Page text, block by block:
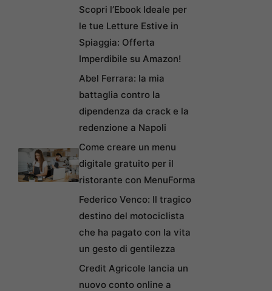
Scopri l’Ebook Ideale per
le tue Letture Estive in
Spiaggia: Offerta
Imperdibile su Amazon!
Abel Ferrara: la mia
battaglia contro la
dipendenza da crack e la
redenzione a Napoli
Come creare un menu
digitale gratuito per il
ristorante con MenuForma
Federico Venco: Il tragico
destino del motociclista
che ha pagato con la vita
un gesto di gentilezza
Credit Agricole lancia un
nuovo conto online a